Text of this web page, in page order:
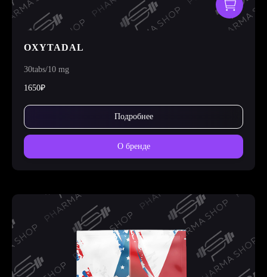
OXYTADAL
30tabs/10 mg
1650₽
Подробнее
О бренде